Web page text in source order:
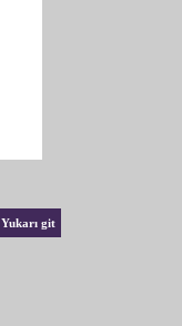
Yukarı git